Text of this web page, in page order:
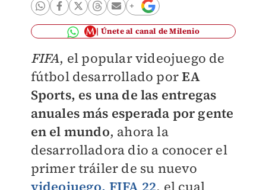
Únete al canal de Milenio
FIFA, el popular videojuego de
fútbol desarrollado porEA
Sports, es una de las entregas
anuales más esperada por gente
en el mundo, ahora la
desarrolladora dio a conocer el
primer tráiler de su nuevo
videojuego, FIFA 22, el cual